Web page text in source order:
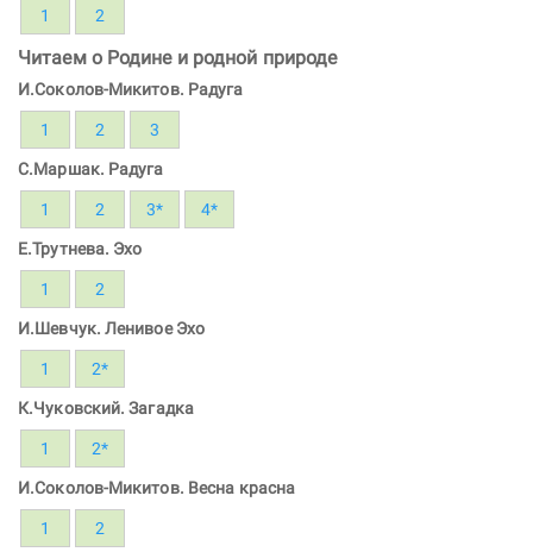
1 2
Читаем о Родине и родной природе
И.Соколов-Микитов. Радуга
1 2 3
С.Маршак. Радуга
1 2 3* 4*
Е.Трутнева. Эхо
1 2
И.Шевчук. Ленивое Эхо
1 2*
К.Чуковский. Загадка
1 2*
И.Соколов-Микитов. Весна красна
1 2